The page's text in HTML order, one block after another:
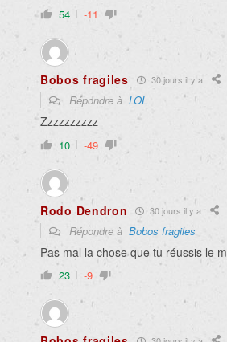
54 -11
Bobos fragiles 30 jours il y a
Répondre à LOL
Zzzzzzzzzz
10 -49
Rodo Dendron 30 jours il y a
Répondre à Bobos fragiles
Pas mal la chose que tu réussis le
23 -9